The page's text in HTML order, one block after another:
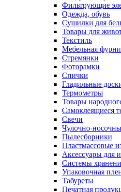
Фильтрующие
Одежда, обувь
Сушилки для
Товары для
Текстиль
Мебельная
Стремянки
Фоторамки
Спички
Гладильные
Термометры
Товары
Самоклеящиеся
Свечи
Чулочно-
Пылесборники
Пластмассовые
Аксессуары для
Системы
Упаковочная
Табуреты
Печатная